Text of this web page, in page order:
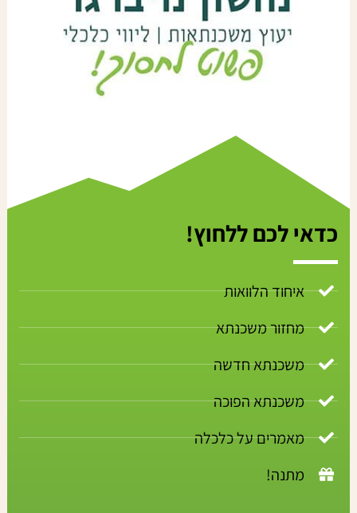
כדאי לכם ללחוץ!
איחוד הלוואות
מחזור משכנתא
משכנתא חדשה
משכנתא הפוכה
מאמרים על כלכלה
מתנה!